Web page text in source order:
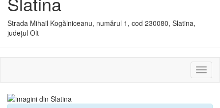
Strada Mihail Kogălniceanu, numărul 1, cod 230080, Slatina,
județul Olt
sau